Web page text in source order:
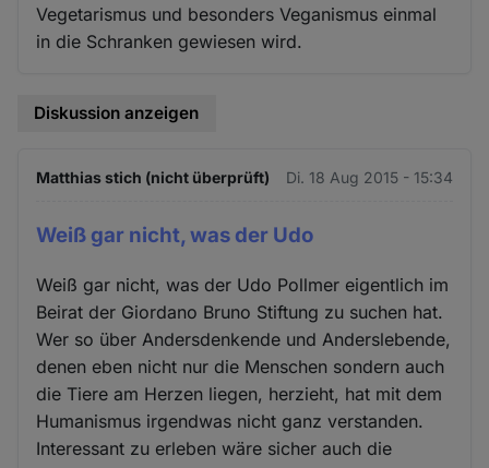
Vegetarismus und besonders Veganismus einmal
in die Schranken gewiesen wird.
Diskussion anzeigen
Matthias stich (nicht überprüft) Di. 18 Aug 2015 - 15:34
Weiß gar nicht, was der Udo
Weiß gar nicht, was der Udo Pollmer eigentlich im
Beirat der Giordano Bruno Stiftung zu suchen hat.
Wer so über Andersdenkende und Anderslebende,
denen eben nicht nur die Menschen sondern auch
die Tiere am Herzen liegen, herzieht, hat mit dem
Humanismus irgendwas nicht ganz verstanden.
Interessant zu erleben wäre sicher auch die